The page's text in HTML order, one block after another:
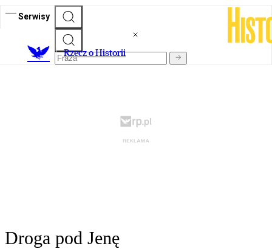
Serwisy
Rzecz o Historii
Droga pod Jenę